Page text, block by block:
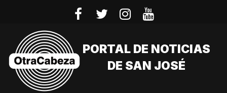
PORTAL DE NOTICIAS
DE SAN JOSÉ